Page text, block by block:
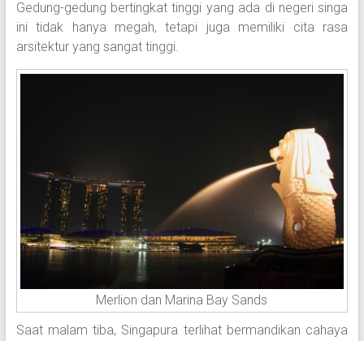
Gedung-gedung bertingkat tinggi yang ada di negeri singa
ini tidak hanya megah, tetapi juga memiliki cita rasa
arsitektur yang sangat tinggi.
Merlion dan Marina Bay Sands
Saat malam tiba, Singapura terlihat bermandikan cahaya